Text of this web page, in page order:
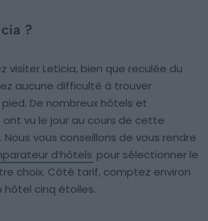
?
visiter Leticia, bien que reculée du
aucune difficulté à trouver
De nombreux hôtels et
ont vu le jour au cours de cette
vous conseillons de vous rendre
d’hôtels pour sélectionner le
choix. Côté tarif, comptez environ
hôtel cinq étoiles.